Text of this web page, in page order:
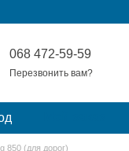
068 472-59-59
Перезвонить вам?
850 (для дорог)